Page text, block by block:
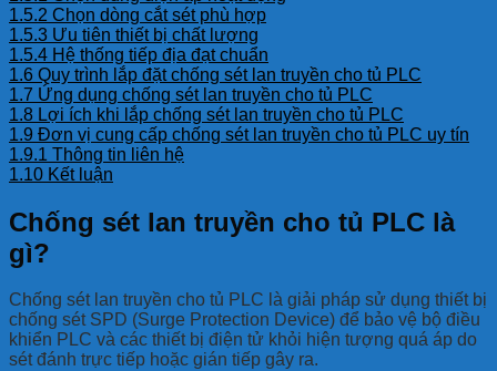
1.5.2 Chọn dòng cắt sét phù hợp
1.5.3 Ưu tiên thiết bị chất lượng
1.5.4 Hệ thống tiếp địa đạt chuẩn
1.6 Quy trình lắp đặt chống sét lan truyền cho tủ PLC
1.7 Ứng dụng chống sét lan truyền cho tủ PLC
1.8 Lợi ích khi lắp chống sét lan truyền cho tủ PLC
1.9 Đơn vị cung cấp chống sét lan truyền cho tủ PLC uy tín
1.9.1 Thông tin liên hệ
1.10 Kết luận
Chống sét lan truyền cho tủ PLC là
gì?
Chống sét lan truyền cho tủ PLC là giải pháp sử dụng thiết bị
chống sét SPD (Surge Protection Device) để bảo vệ bộ điều
khiển PLC và các thiết bị điện tử khỏi hiện tượng quá áp do
sét đánh trực tiếp hoặc gián tiếp gây ra.